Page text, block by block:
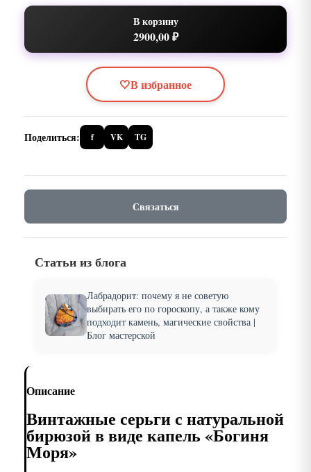
В корзину
2900,00 ₽
🤍В избранное
Поделиться: f VK TG
Связаться
Статьи из блога
Лабрадорит: почему я не советую
выбирать его по гороскопу, а также кому
подходит камень, магические свойства |
Блог мастерской
Описание
Винтажные серьги с натуральной
бирюзой в виде капель «Богиня
Моря»